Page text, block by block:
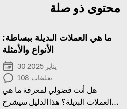
محتوى ذو صلة
ما هي العملات البديلة ببساطة:
الأنواع والأمثلة
30 يناير 2025
108 تعليقات
هل أنت فضولي لمعرفة ما هي
العملات البديلة؟ هذا الدليل سيشرح